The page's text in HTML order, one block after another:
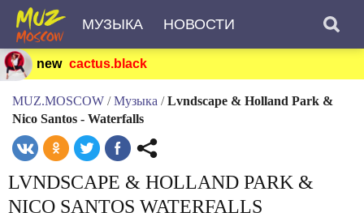
МУЗЫКА НОВОСТИ
new cactus.black
MUZ.MOSCOW / Музыка / Lvndscape & Holland Park &
Nico Santos - Waterfalls
LVNDSCAPE & HOLLAND PARK &
NICO SANTOS WATERFALLS